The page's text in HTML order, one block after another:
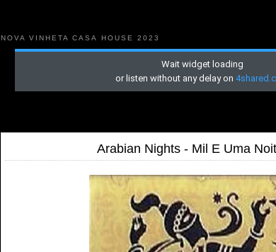
NOVA VINHETA CASA HOUSE 2023
Arabian Nights - Mil E Uma